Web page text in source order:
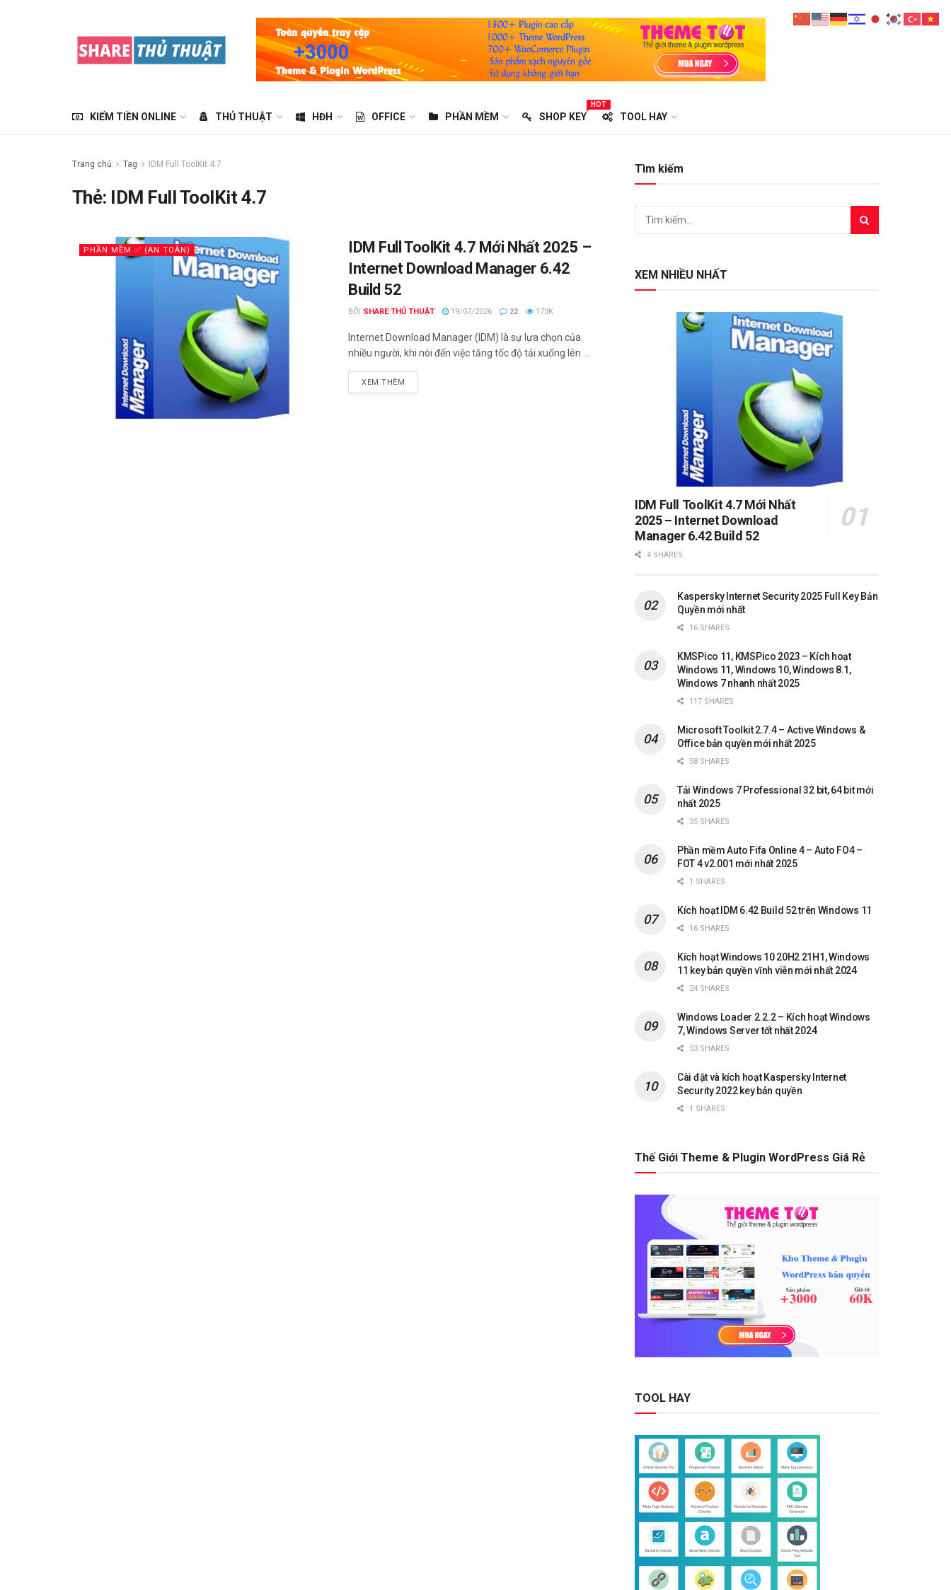
KIẾM TIỀN ONLINE THỦ THUẬT HĐH OFFICE PHẦN MỀM SHOP KEY
HOT
TOOL HAY
Trang chủ Tag IDM Full ToolKit 4.7
Thẻ: IDM Full ToolKit 4.7
PHẦN MỀM ✅ (AN TOÀN)
IDM Full ToolKit 4.7 Mới Nhất 2025 –
Internet Download Manager 6.42
Build 52
BỞI SHARE THỦ THUẬT 19/07/2026 22 173K
Internet Download Manager (IDM) là sự lựa chọn của
nhiều người, khi nói đến việc tăng tốc độ tải xuống lên ...
XEM THÊM
Tìm kiếm
XEM NHIỀU NHẤT
IDM Full ToolKit 4.7 Mới Nhất
2025 – Internet Download
Manager 6.42 Build 52
4 SHARES
Kaspersky Internet Security 2025 Full Key Bản
Quyền mới nhất
16 SHARES
KMSPico 11, KMSPico 2023 – Kích hoạt
Windows 11, Windows 10, Windows 8.1,
Windows 7 nhanh nhất 2025
117 SHARES
Microsoft Toolkit 2.7.4 – Active Windows &
Office bản quyền mới nhất 2025
58 SHARES
Tải Windows 7 Professional 32 bit, 64 bit mới
nhất 2025
35 SHARES
Phần mềm Auto Fifa Online 4 – Auto FO4 –
FOT 4 v2.001 mới nhất 2025
1 SHARES
Kích hoạt IDM 6.42 Build 52 trên Windows 11
16 SHARES
Kích hoạt Windows 10 20H2 21H1, Windows
11 key bản quyền vĩnh viễn mới nhất 2024
24 SHARES
Windows Loader 2.2.2 – Kích hoạt Windows
7, Windows Server tốt nhất 2024
53 SHARES
Cài đặt và kích hoạt Kaspersky Internet
Security 2022 key bản quyền
1 SHARES
Thế Giới Theme & Plugin WordPress Giá Rẻ
TOOL HAY